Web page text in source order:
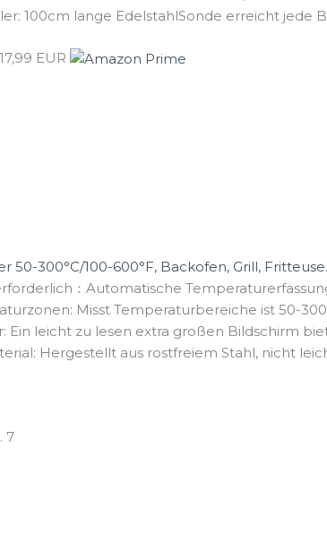
100cm lange EdelstahlSonde erreicht jede
17,99 EUR
300°C/100-600°F, Backofen, Grill,
：Automatische
Misst Temperaturbereiche ist 50-
Ein leicht zu lesen extra großen Bildschirm
Hergestellt aus rostfreiem Stahl, nicht
7